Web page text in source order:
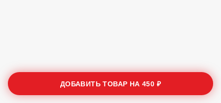
ДОБАВИТЬ ТОВАР НА450 ₽